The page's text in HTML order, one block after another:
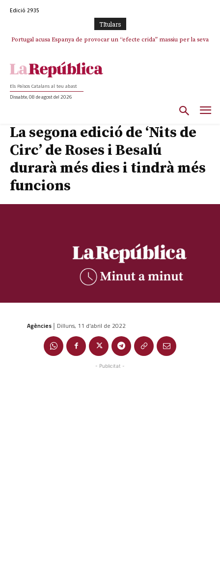
Edició 2935
TItulars
Portugal acusa Espanya de provocar un “efecte crida” massiu per la seva
El col·lapse de l’operació de Marc Puigtió a Girona: desbandada de
Els Països Catalans al teu abast
Dissabte, 08 de agost del 2026
La segona edició de ‘Nits de
Circ’ de Roses i Besalú
durarà més dies i tindrà més
funcions
Agències | Dilluns, 11 d'abril de 2022
- Publicitat -